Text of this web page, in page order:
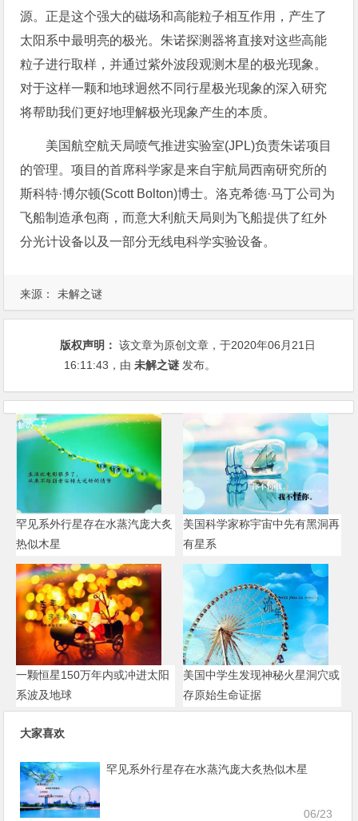
源。正是这个强大的磁场和高能粒子相互作用，产生了
太阳系中最明亮的极光。朱诺探测器将直接对这些高能
粒子进行取样，并通过紫外波段观测木星的极光现象。
对于这样一颗和地球迥然不同行星极光现象的深入研究
将帮助我们更好地理解极光现象产生的本质。
美国航空航天局喷气推进实验室(JPL)负责朱诺项目
的管理。项目的首席科学家是来自宇航局西南研究所的
斯科特·博尔顿(Scott Bolton)博士。洛克希德·马丁公司为
飞船制造承包商，而意大利航天局则为飞船提供了红外
分光计设备以及一部分无线电科学实验设备。
来源： 未解之谜
版权声明： 该文章为原创文章，于2020年06月21日
16:11:43 ，由 未解之谜 发布。
罕见系外行星存在水蒸汽庞大炙
热似木星
美国科学家称宇宙中先有黑洞再
有星系
一颗恒星150万年内或冲进太阳
系波及地球
美国中学生发现神秘火星洞穴或
存原始生命证据
大家喜欢
罕见系外行星存在水蒸汽庞大炙热似木星
06/23